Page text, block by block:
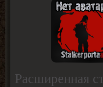
Расширенная